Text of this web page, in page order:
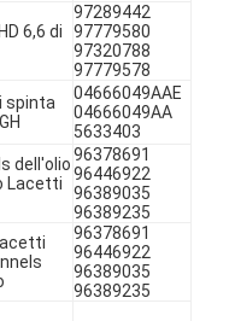
6,6 di
97289442
97779580
97320788
97779578
spinta
04666049AAE
04666049AA
5633403
dell'olio
Lacetti
96378691
96446922
96389035
96389235
96378691
96446922
96389035
96389235